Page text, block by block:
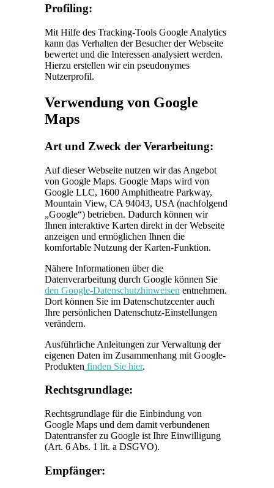
Profiling:
Mit Hilfe des Tracking-Tools Google Analytics
kann das Verhalten der Besucher der Webseite
bewertet und die Interessen analysiert werden.
Hierzu erstellen wir ein pseudonymes
Nutzerprofil.
Verwendung von Google
Maps
Art und Zweck der Verarbeitung:
Auf dieser Webseite nutzen wir das Angebot
von Google Maps. Google Maps wird von
Google LLC, 1600 Amphitheatre Parkway,
Mountain View, CA 94043, USA (nachfolgend
„Google“) betrieben. Dadurch können wir
Ihnen interaktive Karten direkt in der Webseite
anzeigen und ermöglichen Ihnen die
komfortable Nutzung der Karten-Funktion.
Nähere Informationen über die
Datenverarbeitung durch Google können Sie
den Google-Datenschutzhinweisen entnehmen.
Dort können Sie im Datenschutzcenter auch
Ihre persönlichen Datenschutz-Einstellungen
verändern.
Ausführliche Anleitungen zur Verwaltung der
eigenen Daten im Zusammenhang mit Google-
Produkten finden Sie hier.
Rechtsgrundlage:
Rechtsgrundlage für die Einbindung von
Google Maps und dem damit verbundenen
Datentransfer zu Google ist Ihre Einwilligung
(Art. 6 Abs. 1 lit. a DSGVO).
Empfänger: